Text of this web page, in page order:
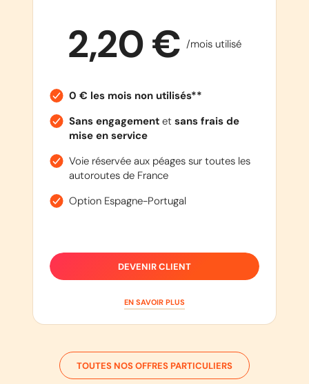
2,20 € /mois utilisé
0 € les mois non utilisés**
Sans engagementet sans frais de
mise en service
Voie réservée aux péages sur toutes les
autoroutes de France
Option Espagne-Portugal
DEVENIR CLIENT
EN SAVOIR PLUS
TOUTES NOS OFFRES PARTICULIERS